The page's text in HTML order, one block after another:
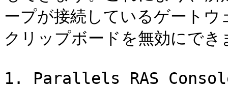
ープが接続しているゲート
クリップボードを無効にでき
1. Parallels RAS